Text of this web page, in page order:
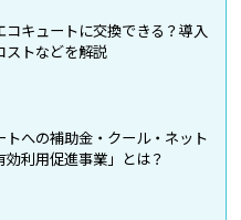
コキュートに交換できる？導入
ストなどを解説
トへの補助金・クール・ネット
利用促進事業」とは？